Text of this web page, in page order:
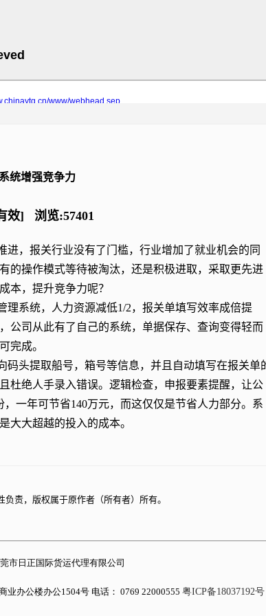
统增强竞争力
效] 浏览:57401
，报关行业没有了门槛，行业增加了就业机会的同
的操作模式等待被淘汰，还是积极进取，采取更先进
本，提升竞争力呢？
系统，人力资源减低1/2，报关单填写效率成倍提
公司从此有了自己的系统，单据保存、查询变得轻而
完成。
头提取船号，箱号等信息，并且自动填写在报关单
杜绝人手录入错误。逻辑检查，申报要素提醒，让公
一年可节省140万元，而这仅仅是节省人力部分。系
大大超越的投入的成本。
责，版权属于原作者（所有者）所有。